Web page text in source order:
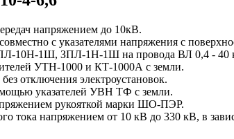
напряжением до 10кВ.
с указателями напряжения с
10Н-1Ш, ЗПЛ-1Н-1Ш на провода ВЛ 0,4 - 40
УТН-1000 и КТ-1000А с земли.
отключения электроустановок.
указателей УВН ТФ с земли.
рукояткой марки ШО-ПЭР.
тока напряжением от 10 кВ до 330 кВ, в